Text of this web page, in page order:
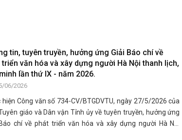
tin, tuyên truyền, hưởng ứng Giải Báo chí về
triển văn hóa và xây dựng người Hà Nội thanh lịch,
lần thứ IX - năm 2026.
06/2026
hiện Công văn số 734-CV/BTGDVTU, ngày 27/5/2026 của
giáo và Dân vận Tỉnh ủy về tuyên truyền, hưởng ứng
chí về phát triển văn hóa và xây dựng người Hà Nội